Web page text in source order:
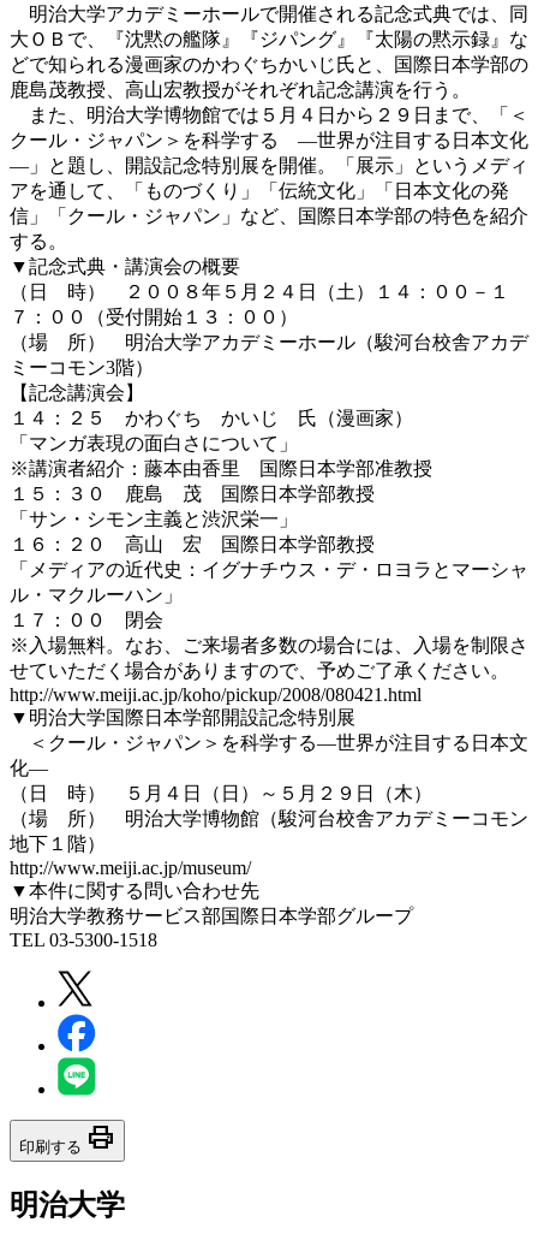
明治大学アカデミーホールで開催される記念式典では、同
大ＯＢで、『沈黙の艦隊』『ジパング』『太陽の黙示録』な
どで知られる漫画家のかわぐちかいじ氏と、国際日本学部の
鹿島茂教授、高山宏教授がそれぞれ記念講演を行う。
また、明治大学博物館では５月４日から２９日まで、「＜
クール・ジャパン＞を科学する ―世界が注目する日本文化
―」と題し、開設記念特別展を開催。「展示」というメディ
アを通して、「ものづくり」「伝統文化」「日本文化の発
信」「クール・ジャパン」など、国際日本学部の特色を紹介
する。
▼記念式典・講演会の概要
（日 時） ２００８年５月２４日（土）１４：００－１
７：００（受付開始１３：００）
（場 所） 明治大学アカデミーホール（駿河台校舎アカデ
ミーコモン3階）
【記念講演会】
１４：２５ かわぐち かいじ 氏（漫画家）
「マンガ表現の面白さについて」
※講演者紹介：藤本由香里 国際日本学部准教授
１５：３０ 鹿島 茂 国際日本学部教授
「サン・シモン主義と渋沢栄一」
１６：２０ 高山 宏 国際日本学部教授
「メディアの近代史：イグナチウス・デ・ロヨラとマーシャ
ル・マクルーハン」
１７：００ 閉会
※入場無料。なお、ご来場者多数の場合には、入場を制限さ
せていただく場合がありますので、予めご了承ください。
http://www.meiji.ac.jp/koho/pickup/2008/080421.html
▼明治大学国際日本学部開設記念特別展
＜クール・ジャパン＞を科学する―世界が注目する日本文
化―
（日 時） ５月４日（日）～５月２９日（木）
（場 所） 明治大学博物館（駿河台校舎アカデミーコモン
地下１階）
http://www.meiji.ac.jp/museum/
▼本件に関する問い合わせ先
明治大学教務サービス部国際日本学部グループ
TEL 03-5300-1518
印刷する print
明治大学